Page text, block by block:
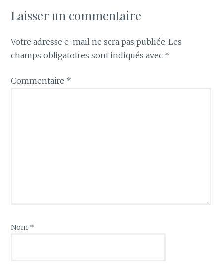
Laisser un commentaire
Votre adresse e-mail ne sera pas publiée. Les
champs obligatoires sont indiqués avec *
Commentaire *
Nom *